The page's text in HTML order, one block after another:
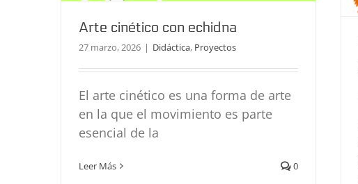
Arte cinético con echidna
27 marzo, 2026 | Didáctica, Proyectos
El arte cinético es una forma de arte
en la que el movimiento es parte
esencial de la
Leer Más 0